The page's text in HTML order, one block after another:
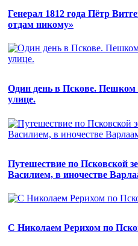
Генерал 1812 года Пётр
отдам никому»
Один день в Пскове. Пешком
улице.
Путешествие по Псковской
Василием, в иночестве
С Николаем Рерихом по